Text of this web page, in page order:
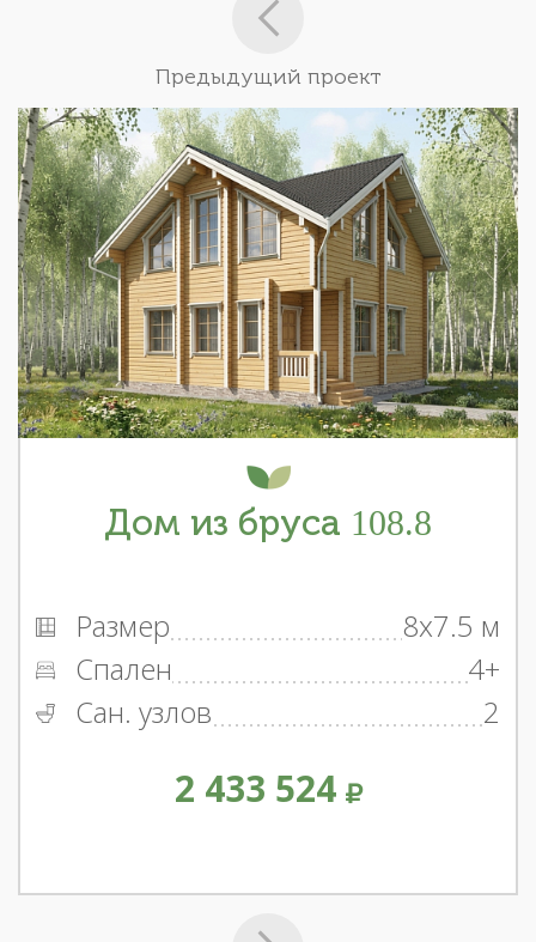
Предыдущий проект
Дом из бруса 108.8
Размер
8x7.5 м
Спален
4+
Сан. узлов
2
2 433 524